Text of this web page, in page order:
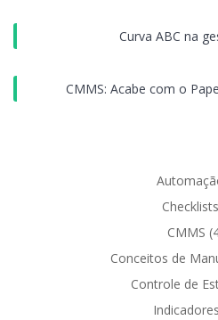
Curva ABC na
CMMS: Acabe com o
Checklists
CMMS
Conceitos de
Controle de
Indicadores